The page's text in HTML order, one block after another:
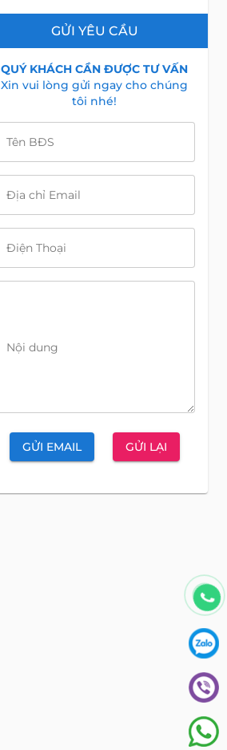
GỬI YÊU CẦU
QUÝ KHÁCH CẦN ĐƯỢC TƯ VẤN
Xin vui lòng gửi ngay cho chúng
tôi nhé!
Tên BĐS
Địa chỉ Email
Điện Thoại
Nội dung
GỬI EMAIL GỬI LẠI